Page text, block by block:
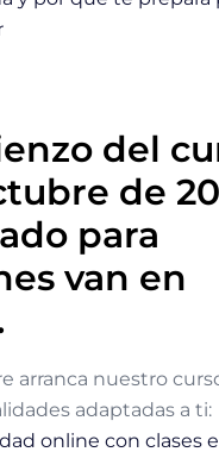
del
de
para
van en
arranca nuestro
adaptadas a ti:
online con clases